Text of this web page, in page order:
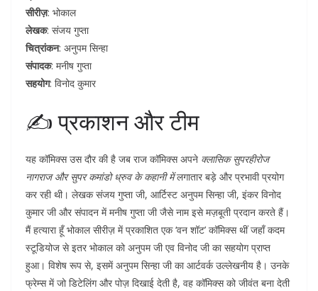
सीरीज़: भोकाल
लेखक: संजय गुप्ता
चित्रांकन: अनुपम सिन्हा
संपादक: मनीष गुप्ता
सहयोग: विनोद कुमार
✍️ प्रकाशन और टीम
यह कॉमिक्स उस दौर की है जब राज कॉमिक्स अपने क्लासिक सुपरहीरोज
नागराज और सुपर कमांडो ध्रुव के कहानी मेंलगातार बड़े और प्रभावी प्रयोग
कर रही थी। लेखक संजय गुप्ता जी, आर्टिस्ट अनुपम सिन्हा जी, इंकर विनोद
कुमार जी और संपादन में मनीष गुप्ता जी जैसे नाम इसे मज़बूती प्रदान करते हैं।
मैं हत्यारा हूँ भोकाल सीरीज़ में प्रकाशित एक ‘वन शॉट’ कॉमिक्स थीं जहाँ कदम
स्टूडियोज से इतर भोकाल को अनुपम जी एव विनोद जी का सहयोग प्राप्त
हुआ। विशेष रूप से, इसमें अनुपम सिन्हा जी का आर्टवर्क उल्लेखनीय है। उनके
फ्रेम्स में जो डिटेलिंग और पोज़ दिखाई देती है, वह कॉमिक्स को जीवंत बना देती